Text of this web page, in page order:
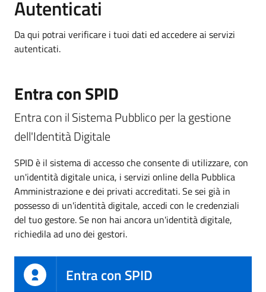
Autenticati
Da qui potrai verificare i tuoi dati ed accedere ai servizi
autenticati.
Entra con SPID
Entra con il Sistema Pubblico per la gestione
dell'Identità Digitale
SPID è il sistema di accesso che consente di utilizzare, con
un'identità digitale unica, i servizi online della Pubblica
Amministrazione e dei privati accreditati. Se sei già in
possesso di un'identità digitale, accedi con le credenziali
del tuo gestore. Se non hai ancora un'identità digitale,
richiedila ad uno dei gestori.
Entra con SPID